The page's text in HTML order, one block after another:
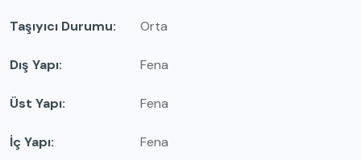
Taşıyıcı Durumu Orta
Dış Yapı Fena
Üst Yapı Fena
İç Yapı Fena